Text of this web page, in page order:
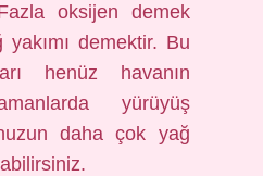
oksijen demek
demektir. Bu
henüz havanın
yürüyüş
daha çok yağ